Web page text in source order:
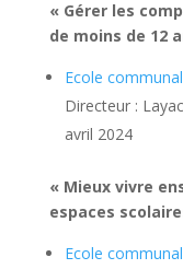
« Gérer les
de moins de 12
Ecole
Directeur :
avril 2024
« Mieux vivre
espaces
Ecole